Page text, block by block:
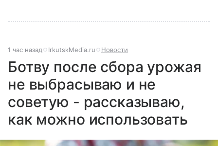
1 час назад IrkutskMedia.ru Новости
Ботву после сбора урожая
не выбрасываю и не
советую - рассказываю,
как можно использовать